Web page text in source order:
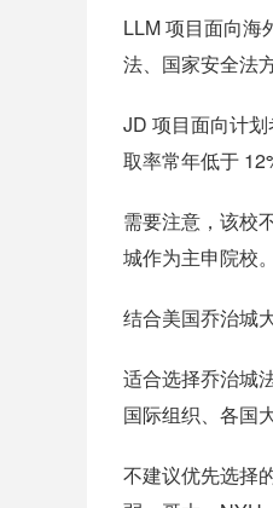
LLM 项目面向海
法、国家安全法
JD 项目面向计
取率常年低于
需要注意，该校
城作为主申院校。
结合美国乔治城
适合选择乔治城
国际组织、各国
不建议优先选择